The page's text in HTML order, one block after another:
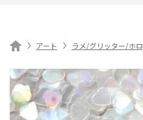
アート ラメ/グリッター/ホロ